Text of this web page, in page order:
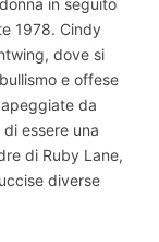
1978. Cindy
dove si
e offese
da
essere una
di Ruby Lane,
diverse